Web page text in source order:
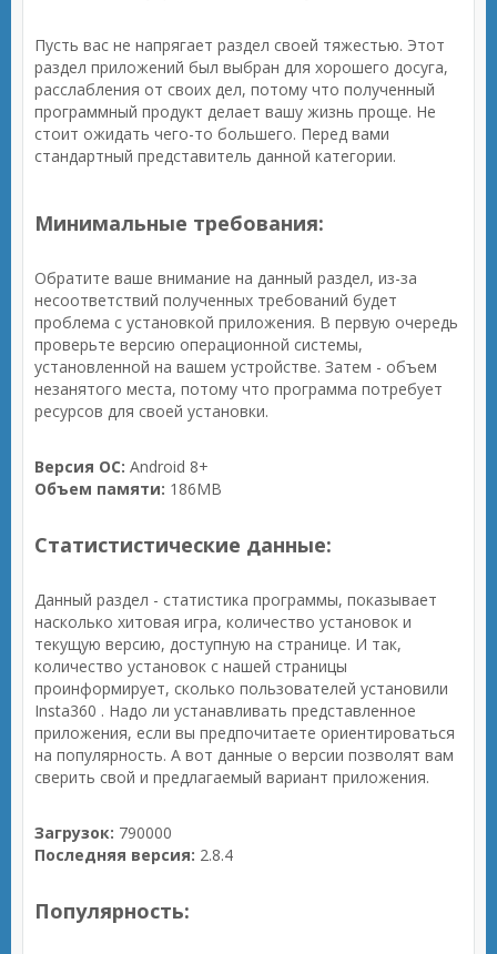
Пусть вас не напрягает раздел своей тяжестью. Этот
раздел приложений был выбран для хорошего досуга,
расслабления от своих дел, потому что полученный
программный продукт делает вашу жизнь проще. Не
стоит ожидать чего-то большего. Перед вами
стандартный представитель данной категории.
Минимальные требования:
Обратите ваше внимание на данный раздел, из-за
несоответствий полученных требований будет
проблема с установкой приложения. В первую очередь
проверьте версию операционной системы,
установленной на вашем устройстве. Затем - объем
незанятого места, потому что программа потребует
ресурсов для своей установки.
Версия ОС: Android 8+
Объем памяти: 186MB
Статистистические данные:
Данный раздел - статистика программы, показывает
насколько хитовая игра, количество установок и
текущую версию, доступную на странице. И так,
количество установок с нашей страницы
проинформирует, сколько пользователей установили
Insta360 . Надо ли устанавливать представленное
приложения, если вы предпочитаете ориентироваться
на популярность. А вот данные о версии позволят вам
сверить свой и предлагаемый вариант приложения.
Загрузок: 790000
Последняя версия: 2.8.4
Популярность: